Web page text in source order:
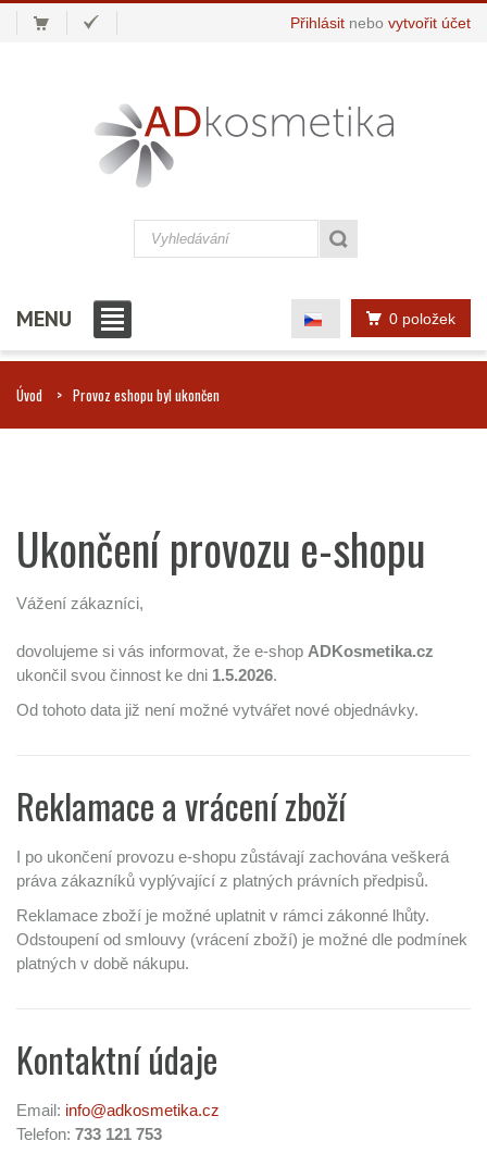
Přihlásit nebo vytvořit účet
0 položek
MENU
Úvod Provoz eshopu byl ukončen
Ukončení provozu e-shopu
Vážení zákazníci,
dovolujeme si vás informovat, že e-shop ADKosmetika.cz
ukončil svou činnost ke dni 1.5.2026.
Od tohoto data již není možné vytvářet nové objednávky.
Reklamace a vrácení zboží
I po ukončení provozu e-shopu zůstávají zachována veškerá
práva zákazníků vyplývající z platných právních předpisů.
Reklamace zboží je možné uplatnit v rámci zákonné lhůty.
Odstoupení od smlouvy (vrácení zboží) je možné dle podmínek
platných v době nákupu.
Kontaktní údaje
Email: info@adkosmetika.cz
Telefon: 733 121 753